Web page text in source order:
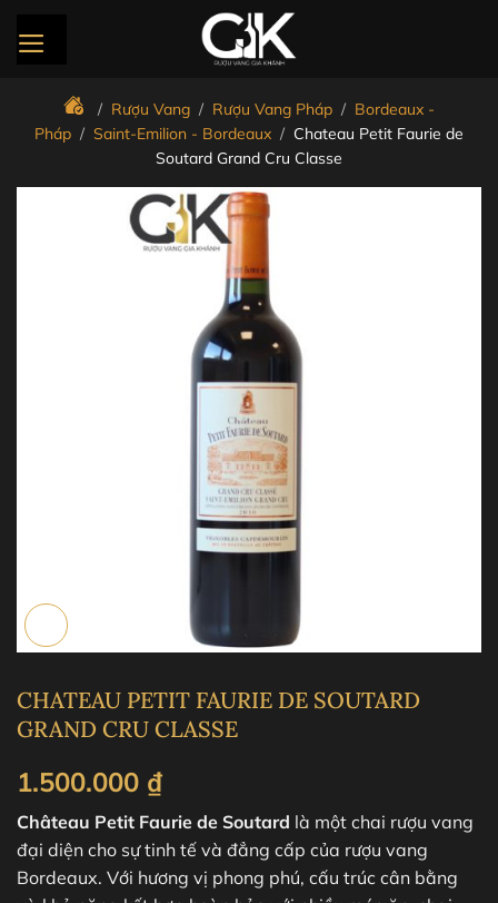
qua
/ Rượu Vang / Rượu Vang Pháp / Bordeaux -
Pháp / Saint-Emilion - Bordeaux / Chateau Petit Faurie de
Soutard Grand Cru Classe
CHATEAU PETIT FAURIE DE SOUTARD
GRAND CRU CLASSE
1.500.000 ₫
Château Petit Faurie de Soutard là một chai rượu vang
đại diện cho sự tinh tế và đẳng cấp của rượu vang
Bordeaux. Với hương vị phong phú, cấu trúc cân bằng